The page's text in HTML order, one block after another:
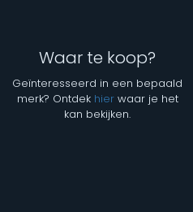
Waar te koop?
Geïnteresseerd in een bepaald
merk? Ontdek hierwaar je het
kan bekijken.